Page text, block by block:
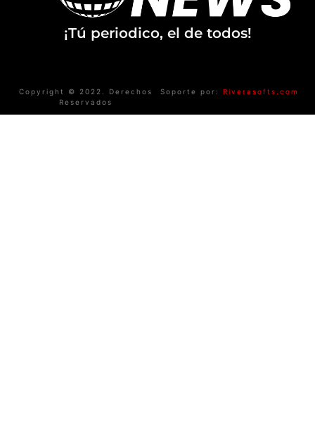
¡Tú periodico, el de todos!
Copyright © 2022. Derechos
Reservados
Soporte por: Riverasofts.com